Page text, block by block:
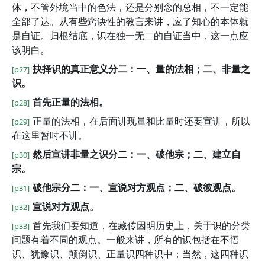
体，不管外境当中的色法，还是分别念的总相，不一定能
全部了达。从有些窍诀性的教言来讲，应了知心的本体就
是自证。归根结底，识在独一无二的自证当中，这一点应
该明白。
[p27] 抉择识的真正意义分二：一、量的法相；二、非量之
识。
[p28] 首先正量的法相。
[p29] 正量的法相，在后面讲现量和比量时还要宣讲，所以
在这里暂时不讲。
[p30] 然后宣讲非量之识分二：一、破他宗；二、建立自
宗。
[p31] 破他宗分二：一、宣说对方观点；二、破彼观点。
[p32] 宣说对方观点。
[p33] 首先我们要知道，在藏传因明历史上，关于识的分类
问题有着不同的观点。一般来讲，所有的识包括在不悟
识、犹豫识、颠倒识、正量识四种识中；当然，这四种识